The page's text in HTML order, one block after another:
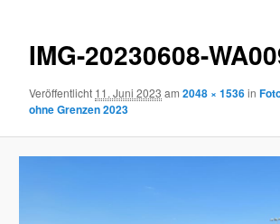
IMG-20230608-
Veröffentlicht 11. Juni 2023 am2048 × 1536in
ohne Grenzen 2023